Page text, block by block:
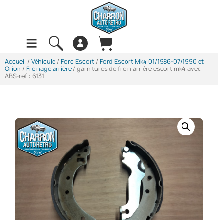
Accueil / Véhicule / Ford Escort / Ford Escort Mk4 01/1986-07/1990 et
Orion / Freinage arrière / garnitures de frein arrière escort mk4 avec
ABS-ref : 6131